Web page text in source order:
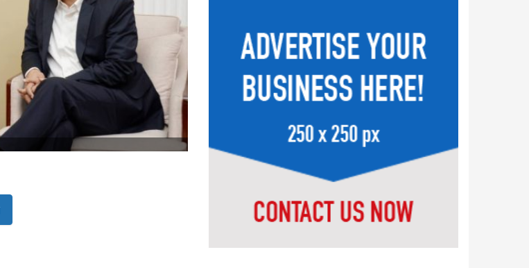
আরাকান আর্মির জন্য সিমেন্ট
পাঠাচ্ছে রোহিঙ্গা পাচারকারী! ৯ শ বস্তা সিমেন্ট জব্দ : চক্র
প্রধানসহ আটক -১৪
টেকনাফে বিদেশি পিস্তল, গুলি উদ্ধার
: কোস্ট গার্ডের জালে ধরা পড়লো ৮
টেকনাফে বিদেশি পিস্তলসহ
মানবপাচারকারীকে আটক
টেকনাফে কালাবদা ও মুর্শেদ
ডাকাত গ্রুপের দ্বন্দ্ব : ৩ জনের